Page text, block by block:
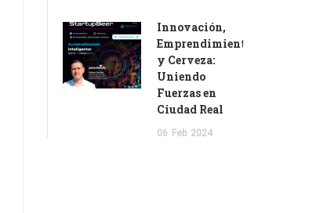
Innovación,
Emprendimiento
y Cerveza:
Uniendo
Fuerzas en
Ciudad Real
06 Feb 2024